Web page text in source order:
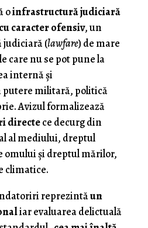
oinfrastructură judiciară
caracter ofensiv, un
(lawfare) de mare
care nu se pot pune la
internă şi
militară, politică
Avizul formalizează
directece decurg din
al mediului, dreptul
şi dreptul mărilor,
climatice.
reprezintăun
iar evaluarea delictuală